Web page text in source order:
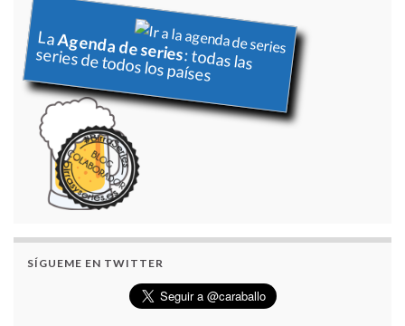
LaAgenda de series: todas las
series de todos los países
SÍGUEME EN TWITTER